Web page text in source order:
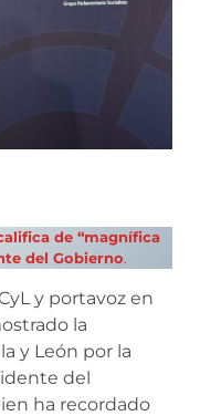
de “magnífica
del Gobierno.
y portavoz en
la
y León por la
del
ha recordado